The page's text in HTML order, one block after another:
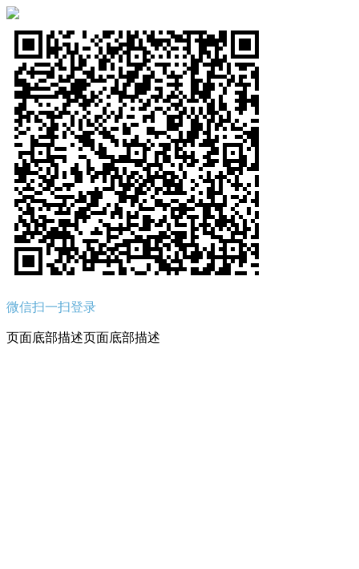
微信扫一扫登录
页面底部描述页面底部描述